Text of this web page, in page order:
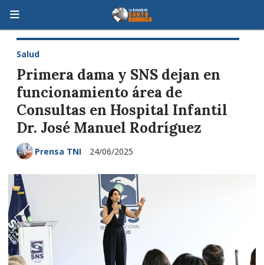
Primera dama y SNS dejan en
funcionamiento área de
Consultas en Hospital Infantil
Dr. José Manuel Rodríguez
Salud
24/06/2025
Prensa TNI